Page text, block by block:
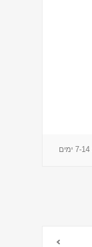
7-14 ימים